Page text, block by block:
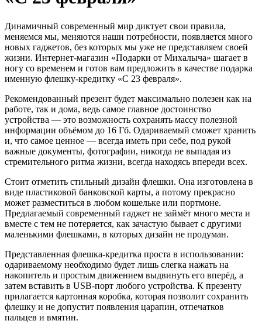
Динамичный современный мир диктует свои правила,
меняемся мы, меняются наши потребности, появляется много
новых гаджетов, без которых мы уже не представляем своей
жизни. Интернет-магазин «Подарки от Михалыча» шагает в
ногу со временем и готов вам предложить в качестве подарка
именную флешку-кредитку «С 23 февраля».
Рекомендованный презент будет максимально полезен как на
работе, так и дома, ведь самое главное достоинство
устройства — это возможность сохранять массу полезной
информации объёмом до 16 Гб. Одариваемый сможет хранить
и, что самое ценное — всегда иметь при себе, под рукой
важные документы, фотографии, никогда не выпадая из
стремительного ритма жизни, всегда находясь впереди всех.
Стоит отметить стильный дизайн флешки. Она изготовлена в
виде пластиковой банковской карты, а потому прекрасно
может разместиться в любом кошельке или портмоне.
Предлагаемый современный гаджет не займёт много места и
вместе с тем не потеряется, как зачастую бывает с другими
маленькими флешками, в которых дизайн не продуман.
Представленная флешка-кредитка проста в использовании:
одариваемому необходимо будет лишь слегка нажать на
накопитель и простым движением выдвинуть его вперёд, а
затем вставить в USB-порт любого устройства. К презенту
прилагается картонная коробка, которая позволит сохранить
флешку и не допустит появления царапин, отпечатков
пальцев и вмятин.